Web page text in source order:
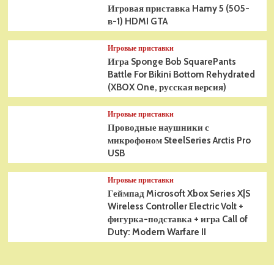
Игровая приставка Hamy 5 (505-
в-1) HDMI GTA
Игровые приставки
Игра Sponge Bob SquarePants
Battle For Bikini Bottom Rehydrated
(XBOX One, русская версия)
Игровые приставки
Проводные наушники с
микрофоном SteelSeries Arctis Pro
USB
Игровые приставки
Геймпад Microsoft Xbox Series X|S
Wireless Controller Electric Volt +
фигурка-подставка + игра Call of
Duty: Modern Warfare II